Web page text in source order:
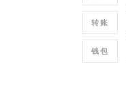
转账
钱包